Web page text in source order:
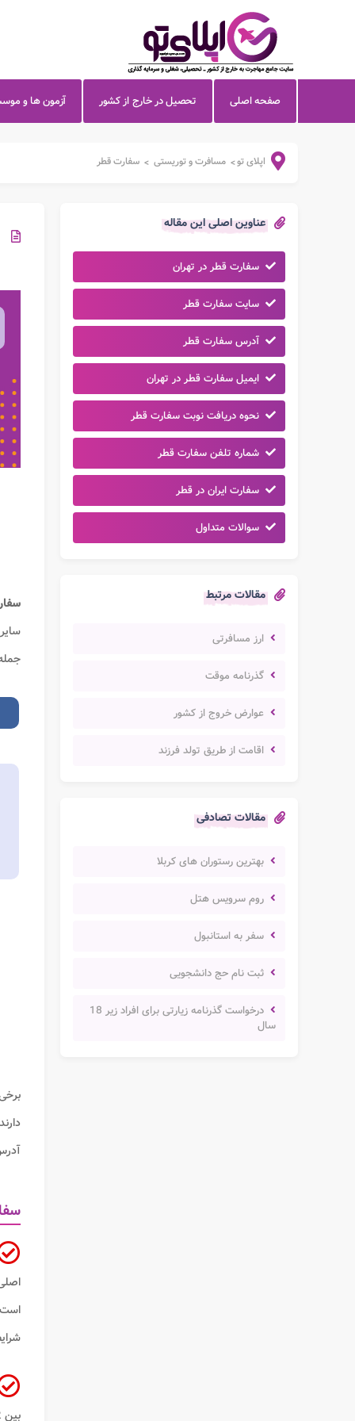
صفحه اصلی تحصیل در خارج از کشور آزمون ها و
اپلای تو> مسافرت و توریستی > سفارت قطر
عناوین اصلی این مقاله
سفارت قطر در تهران
سایت سفارت قطر
آدرس سفارت قطر
ایمیل سفارت قطر در تهران
نحوه دریافت نوبت سفارت قطر
شماره تلفن سفارت قطر
سفارت ایران در قطر
سوالات متداول
مقالات مرتبط
ارز مسافرتی
گذرنامه موقت
عوارض خروج از کشور
اقامت از طریق تولد فرزند
مقالات تصادفی
بهترین رستوران های کربلا
روم سرویس هتل
سفر به استانبول
ثبت نام حج دانشجویی
درخواست گذرنامه زیارتی برای افراد زیر 18
سال
بین 2 کشور، اولین سفیر ایران در سال 1972 استوارنامه خود را تقدیم امیر